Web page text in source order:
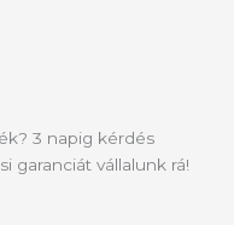
3 napig kérdés
garanciát vállalunk rá!